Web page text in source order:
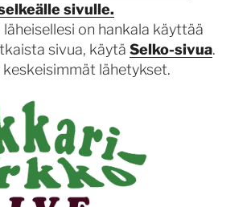
sivulle.
läheisellesi on hankala käyttää
sivua, käytä Selko-sivua.
keskeisimmät lähetykset.